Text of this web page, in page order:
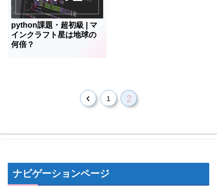
python課題・超初級 | マ
インクラフト星は地球の
何倍？
前 1 2
ナビゲーションページ